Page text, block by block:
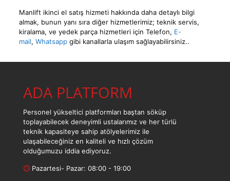
Manlift ikinci el satış hizmeti hakkında daha detaylı bilgi
almak, bunun yanı sıra diğer hizmetlerimiz; teknik servis,
kiralama, ve yedek parça hizmetleri için Telefon, E-
mail, Whatsappgibi kanallarla ulaşım sağlayabilirsiniz..
ADA PLATFORM
Personel yükseltici platformları baştan söküp
toplayabilecek deneyimli ustalarımız ve her türlü
teknik kapasiteye sahip atölyelerimiz ile
ulaşabileceğiniz en kaliteli ve hızlı çözüm
olduğumuzu iddia ediyoruz.
Pazartesi- Pazar: 08:00 - 19:00